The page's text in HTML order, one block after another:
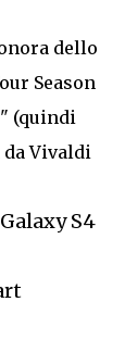
dello
Season
(quindi
da Vivaldi
S4